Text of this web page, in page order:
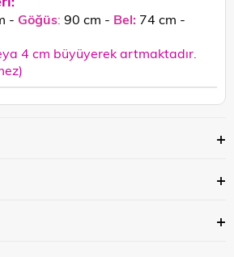
- Göğüs: 90 cm - Bel: 74 cm -
4 cm büyüyerek artmaktadır.